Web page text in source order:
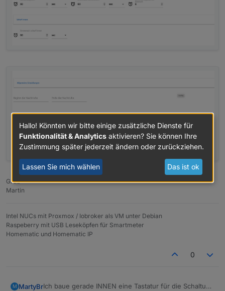
Gruß
Martin
Intel NUCs mit Proxmox / Iobroker als VM unter Debian
Raspeberry mit USB Leseköpfen für Smartmeter
Homematic und Homematic IP
0
M MartyBrIch baue gerade INNEN eine Tastatur für die Schaltung
Hallo! Könnten wir bitte einige zusätzliche Dienste für
Funktionalität & Analytics aktivieren? Sie können Ihre
Zustimmung später jederzeit ändern oder zurückziehen.
Lassen Sie mich wählen Das ist ok